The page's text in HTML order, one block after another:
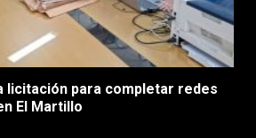
licitación para completar redes
El Martillo